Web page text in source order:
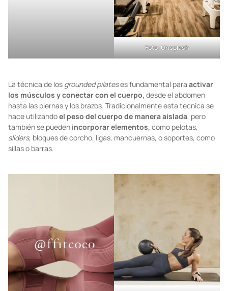
Foto: Unsplash
La técnica de los grounded pilateses fundamental para activar
los músculos y conectar con el cuerpo, desde el abdomen
hasta las piernas y los brazos. Tradicionalmente esta técnica se
hace utilizandoel peso del cuerpo de manera aislada, pero
también se pueden incorporar elementos, como pelotas,
sliders, bloques de corcho, ligas, mancuernas, o soportes, como
sillas o barras.